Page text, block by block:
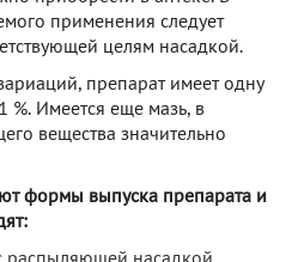
применения следует
целям насадкой.
препарат имеет одну
%. Имеется еще мазь, в
вещества значительно
формы выпуска препарата и